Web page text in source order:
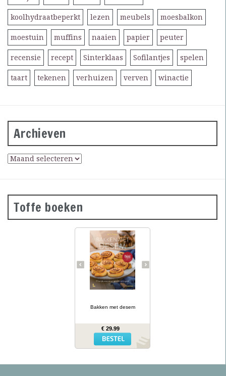
koolhydraatbeperkt lezen meubels moesbalkon
moestuin muffins naaien papier peuter
recensie recept Sinterklaas Sofilantjes spelen
taart tekenen verhuizen verven winactie
Archieven
Toffe boeken
Desembrood is
voedzaam, licht
verteerbaar, goed voor de
darmflora én superlekker.
In haar tweede prachtig
geïllustreerde bakboek
verklapt de Sloveense
Anita Sumer de geheimen
van het lekkere brood
brood met het
fougasse, naanbrood,
hamburgerbroodjes,
kaneelbollen, wafels en
panettone. Naast de 77
hoe je het deeg moet
Bakken met desem
€ 29.99